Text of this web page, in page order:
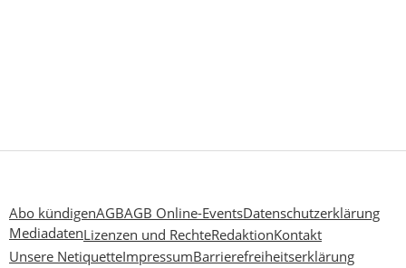
Abo kündigenAGBAGB Online-EventsDatenschutzerklärung
MediadatenLizenzen und RechteRedaktionKontakt
Unsere NetiquetteImpressumBarrierefreiheitserklärung